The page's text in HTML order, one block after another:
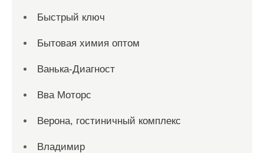
Быстрый ключ
Бытовая химия оптом
Ванька-Диагност
Вва Моторс
Верона, гостиничный комплекс
Владимир